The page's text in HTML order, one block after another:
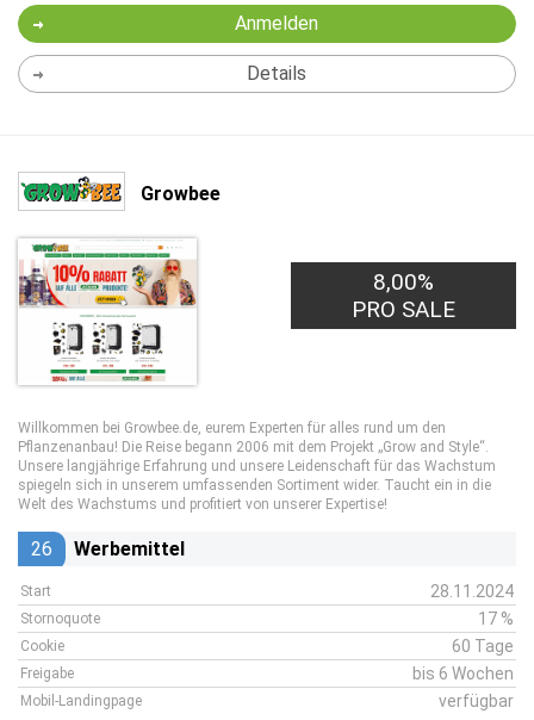
Anmelden
Details
Growbee
8,00%
PRO SALE
Willkommen bei Growbee.de, eurem Experten für alles rund um den
Pflanzenanbau! Die Reise begann 2006 mit dem Projekt „Grow and Style“.
Unsere langjährige Erfahrung und unsere Leidenschaft für das Wachstum
spiegeln sich in unserem umfassenden Sortiment wider. Taucht ein in die
Welt des Wachstums und profitiert von unserer Expertise!
26 Werbemittel
Start 28.11.2024
Stornoquote 17 %
Cookie 60 Tage
Freigabe bis 6 Wochen
Mobil-Landingpage verfügbar